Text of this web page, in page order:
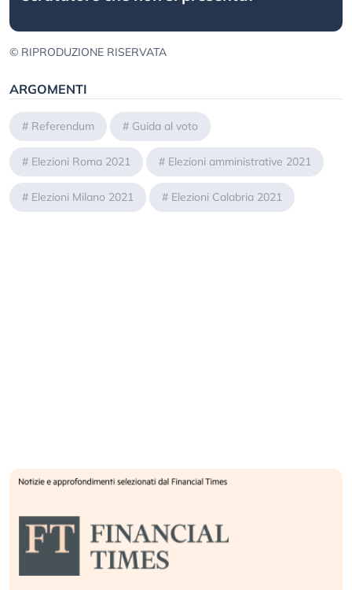
© RIPRODUZIONE RISERVATA
ARGOMENTI
# Referendum # Guida al voto
# Elezioni Roma 2021 # Elezioni amministrative 2021
# Elezioni Milano 2021 # Elezioni Calabria 2021